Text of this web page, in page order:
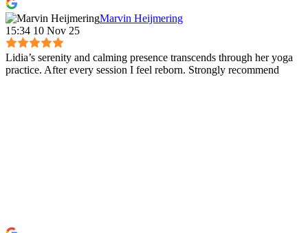
Marvin Heijmering
15:34 10 Nov 25
Lidia’s serenity and calming presence transcends through her yoga
practice. After every session I feel reborn. Strongly recommend